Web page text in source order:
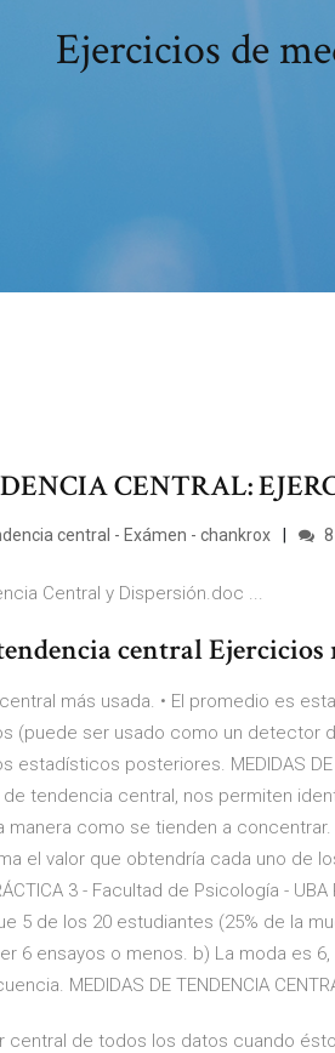
Ejercicios de
CENTRAL:
central - Exámen - chankrox
Central y Dispersión.doc ...
central Ejercicios
más usada. • El promedio es
(puede ser usado como un detector
posteriores. MEDIDAS DE
tendencia central, nos permiten
manera como se tienden a
el valor que obtendría cada uno de
3 - Facultad de Psicología -
5 de los 20 estudiantes (25% de la
6 ensayos o menos. b) La moda es
MEDIDAS DE TENDENCIA
central de todos los datos cuando